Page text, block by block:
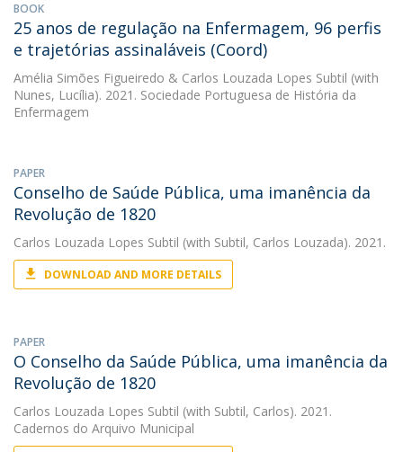
BOOK
25 anos de regulação na Enfermagem, 96 perfis
e trajetórias assinaláveis (Coord)
Amélia Simões Figueiredo & Carlos Louzada Lopes Subtil (with
Nunes, Lucília). 2021. Sociedade Portuguesa de História da
Enfermagem
PAPER
Conselho de Saúde Pública, uma imanência da
Revolução de 1820
Carlos Louzada Lopes Subtil (with Subtil, Carlos Louzada). 2021.
DOWNLOAD AND MORE DETAILS
PAPER
O Conselho da Saúde Pública, uma imanência da
Revolução de 1820
Carlos Louzada Lopes Subtil (with Subtil, Carlos). 2021.
Cadernos do Arquivo Municipal